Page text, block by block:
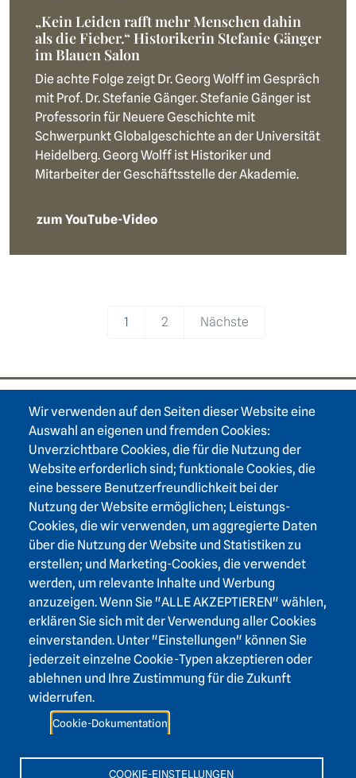
Wir verwenden auf den Seiten dieser Website eine
Auswahl an eigenen und fremden Cookies:
Unverzichtbare Cookies, die für die Nutzung der
Website erforderlich sind; funktionale Cookies, die
eine bessere Benutzerfreundlichkeit bei der
Nutzung der Website ermöglichen; Leistungs-
Cookies, die wir verwenden, um aggregierte Daten
über die Nutzung der Website und Statistiken zu
erstellen; und Marketing-Cookies, die verwendet
werden, um relevante Inhalte und Werbung
anzuzeigen. Wenn Sie "ALLE AKZEPTIEREN" wählen,
erklären Sie sich mit der Verwendung aller Cookies
einverstanden. Unter "Einstellungen" können Sie
jederzeit einzelne Cookie-Typen akzeptieren oder
ablehnen und Ihre Zustimmung für die Zukunft
widerrufen.
Cookie-Dokumentation
COOKIE-EINSTELLUNGEN
„Kein Leiden rafft mehr Menschen dahin
als die Fieber.“ Historikerin Stefanie Gänger
im Blauen Salon
Die achte Folge zeigt Dr. Georg Wolff im Gespräch
mit Prof. Dr. Stefanie Gänger. Stefanie Gänger ist
Professorin für Neuere Geschichte mit
Schwerpunkt Globalgeschichte an der Universität
Heidelberg. Georg Wolff ist Historiker und
Mitarbeiter der Geschäftsstelle der Akademie.
zum YouTube-Video
1 2 Nächste
Footer area one
Footer area two
Login Intranet
Presse
Förderverein
Kontakt
Barrierefreiheit
Footer area three
Heidelberger Akademie der Wissenschaften
Karlstraße 4
69117 Heidelberg
+49 6221 / 54 32 65
hadw@hadw-bw.de